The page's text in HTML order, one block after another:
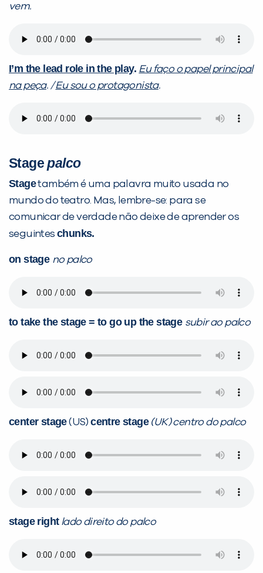
vem.
I’m the lead role in the play. Eu faço o papel principal
na peça. /Eu sou o protagonista.
Stagepalco
Stagetambém é uma palavra muito usada no
mundo do teatro. Mas, lembre-se: para se
comunicar de verdade não deixe de aprender os
seguinteschunks.
on stage no palco
to take the stage = to go up the stage subir ao palco
center stage(US)centre stage(UK) centro do palco
stage right lado direito do palco